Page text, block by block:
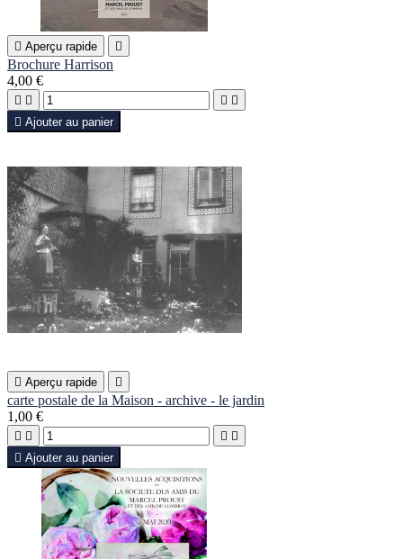
 Aperçu rapide 
Brochure Harrison
4,00 €
   
 Ajouter au panier
 Aperçu rapide 
carte postale de la Maison - archive - le jardin
1,00 €
   
 Ajouter au panier